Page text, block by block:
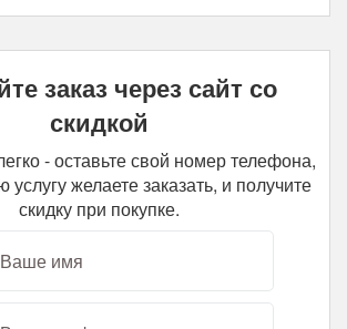
заказ через сайт со
скидкой
- оставьте свой номер телефона,
услугу желаете заказать, и получите
скидку при покупке.